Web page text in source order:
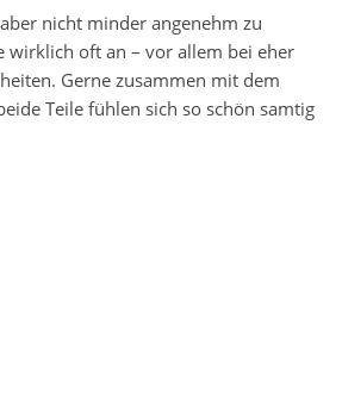
nicht minder angenehm zu
wirklich oft an – vor allem bei eher
Gerne zusammen mit dem
Teile fühlen sich so schön samtig